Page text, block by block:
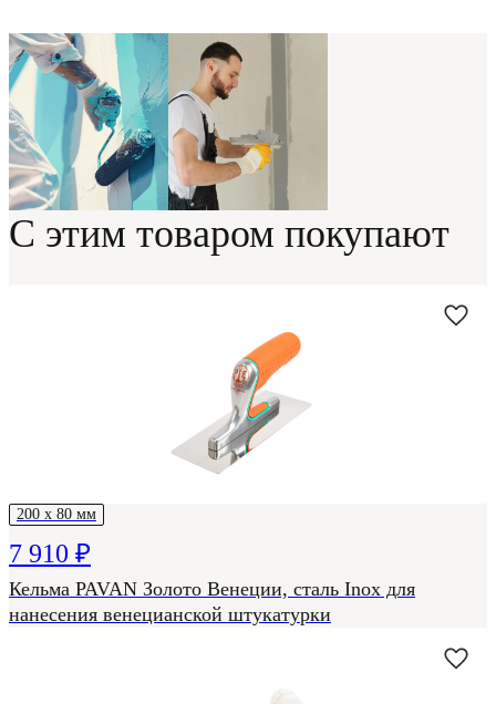
С этим товаром покупают
200 х 80 мм
7 910 ₽
Кельма PAVAN Золото Венеции, сталь Inox для
нанесения венецианской штукатурки